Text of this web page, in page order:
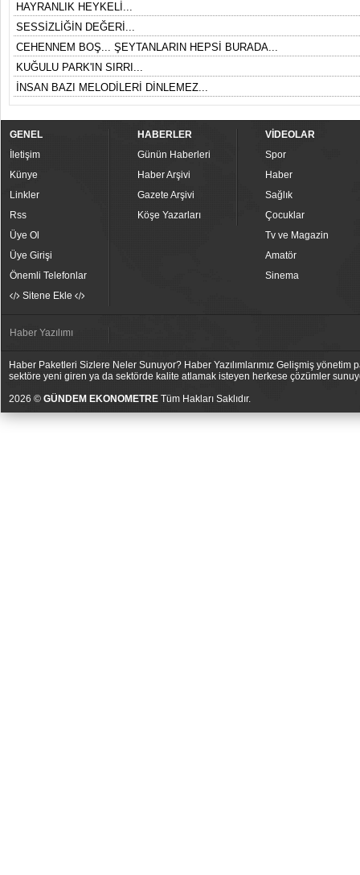
HAYRANLIK HEYKELİ...
SESSİZLİĞİN DEĞERİ...
CEHENNEM BOŞ... ŞEYTANLARIN HEPSİ BURADA...
KUĞULU PARK'IN SIRRI...
İNSAN BAZI MELODİLERİ DİNLEMEZ...
GENEL
İletişim
Künye
Linkler
Rss
Üye Ol
Üye Girişi
Önemli Telefonlar
Sitene Ekle
HABERLER
Günün Haberleri
Haber Arşivi
Gazete Arşivi
Köşe Yazarları
VİDEOLAR
Spor
Haber
Sağlık
Çocuklar
Tv ve Magazin
Amatör
Sinema
Haber Yazılımı
Haber Paketleri Sizlere Neler Sunuyor? Haber Yazılımlarımız Gelişmiş
sektöre yeni giren ya da sektörde kalite atlamak isteyen herkese çözümler
2026 © GÜNDEM EKONOMETRE Tüm Hakları Saklıdır.